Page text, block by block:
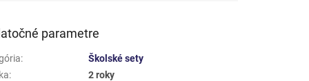
parametre
:
Školské sety
:
2 roky